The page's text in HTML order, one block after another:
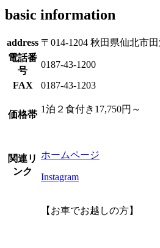
basic information
address 〒014-1204 秋田県仙北市
電話番
号
0187-43-1200
FAX
0187-43-1203
価格帯
1泊２食付き17,750円～
関連リ
ンク
ホームページ
Instagram
【お車でお越しの方】